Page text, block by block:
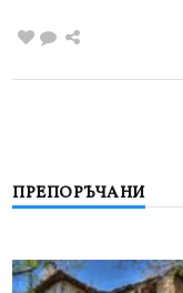
ПРЕПОРЪЧАНИ